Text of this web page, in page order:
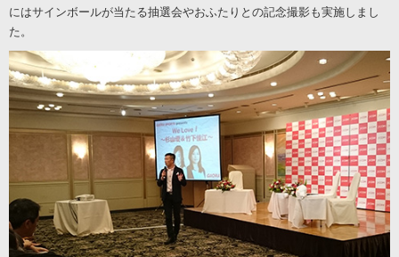
にはサインボールが当たる抽選会やおふたりとの記念撮影も実施しまし
た。